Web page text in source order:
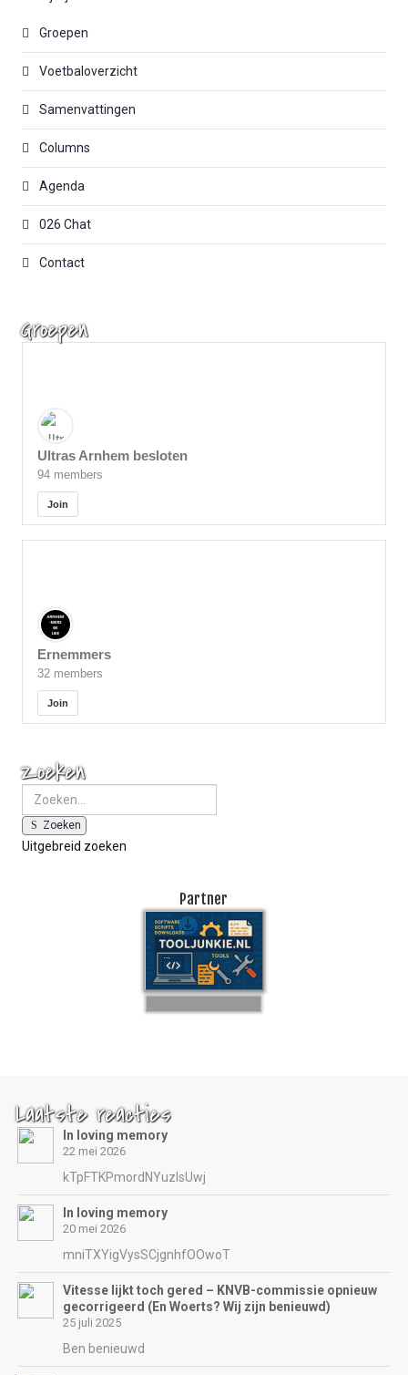
Groepen
Voetbaloverzicht
Samenvattingen
Columns
Agenda
026 Chat
Contact
Groepen
Ultras Arnhem besloten
94 members
Join
Ernemmers
32 members
Join
Zoeken
Zoeken
Uitgebreid zoeken
Partner
Laatste reacties
In loving memory
22 mei 2026
kTpFTKPmordNYuzIsUwj
In loving memory
20 mei 2026
mniTXYigVysSCjgnhfOOwoT
Vitesse lijkt toch gered – KNVB-commissie opnieuw
gecorrigeerd (En Woerts? Wij zijn benieuwd)
25 juli 2025
Ben benieuwd